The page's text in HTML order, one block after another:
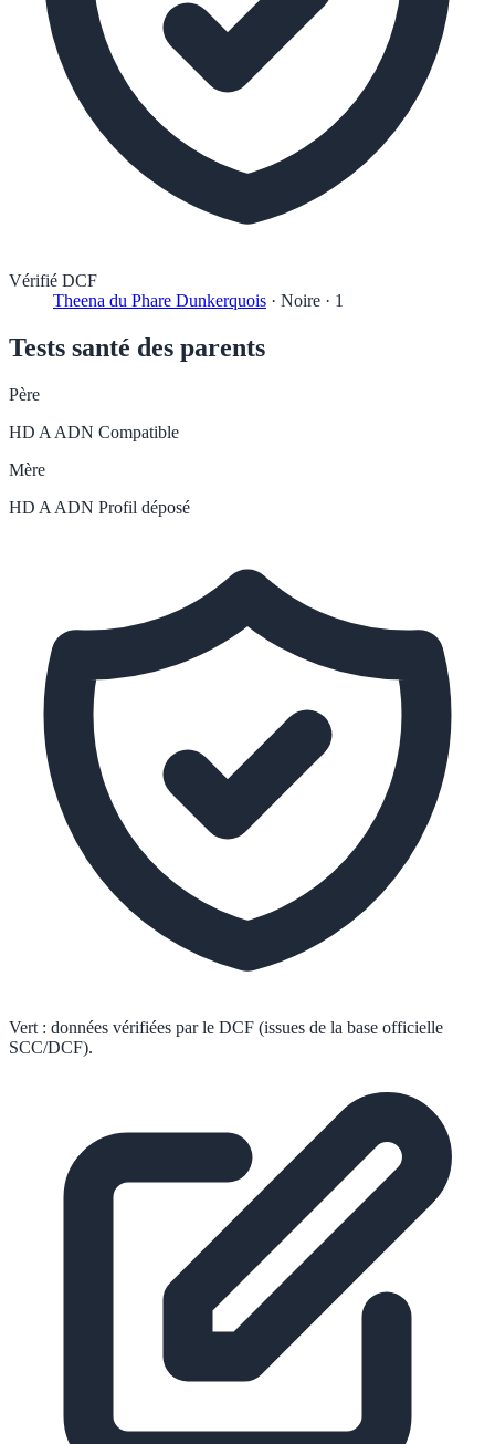
Vérifié DCF
Theena du Phare Dunkerquois · Noire · 1
Tests santé des parents
Père
HD A ADN Compatible
Mère
HD A ADN Profil déposé
Vert : données vérifiées par le DCF (issues de la base officielle
SCC/DCF).